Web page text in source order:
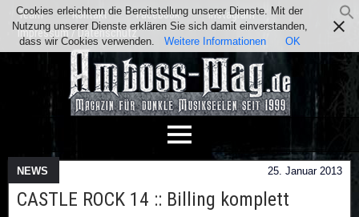
Team Kontakt Facebook
Instagram
Impressum / Datenschutz
NEWS 25. Januar 2013
CASTLE ROCK 14 :: Billing komplett
Cookies erleichtern die Bereitstellung unserer Dienste. Mit der
Nutzung unserer Dienste erklären Sie sich damit einverstanden,
dass wir Cookies verwenden.
Weitere Informationen OK